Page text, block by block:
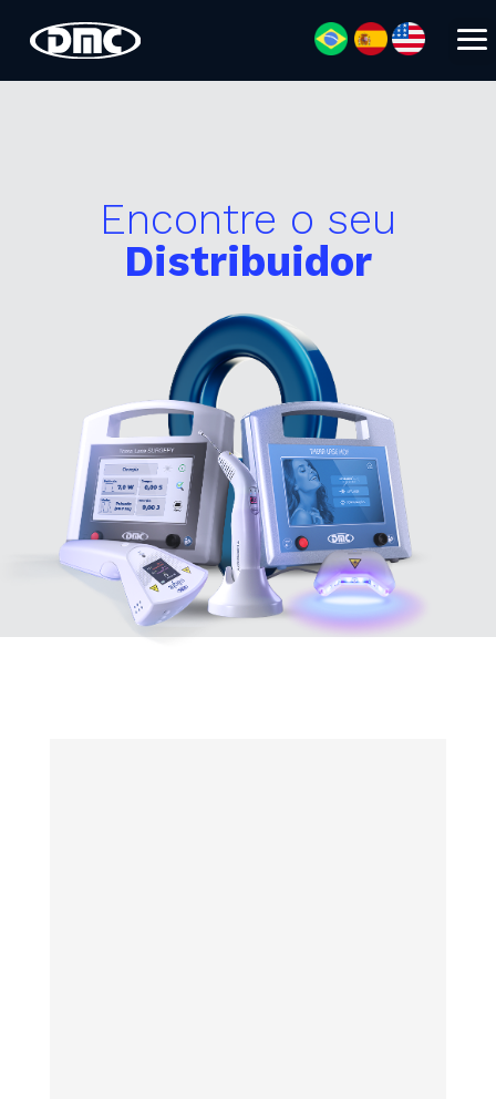
Encontre o seu
Distribuidor